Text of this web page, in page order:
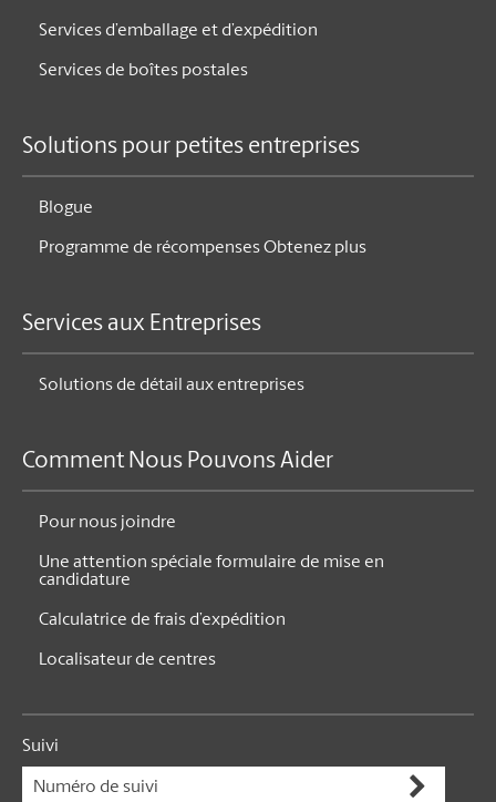
Services d’emballage et d’expédition
Services de boîtes postales
Solutions pour petites entreprises
Blogue
Programme de récompenses Obtenez plus
Services aux Entreprises
Solutions de détail aux entreprises
Comment Nous Pouvons Aider
Pour nous joindre
Une attention spéciale formulaire de mise en
candidature
Calculatrice de frais d’expédition
Localisateur de centres
Suivi